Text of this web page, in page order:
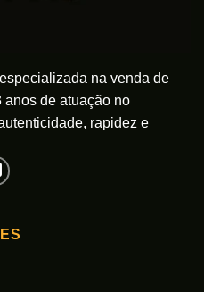
na venda de
anos de atuação no
rapidez e